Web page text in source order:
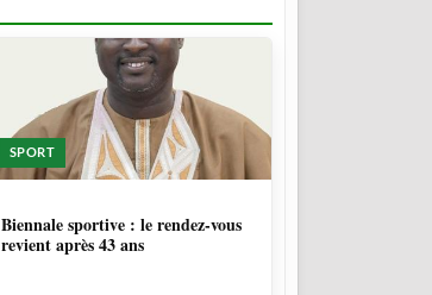
SPORT
Biennale sportive : le rendez-vous
revient après 43 ans